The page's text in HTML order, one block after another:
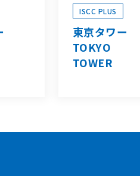
ISCC PLUS
東京タワー
TOKYO
TOWER